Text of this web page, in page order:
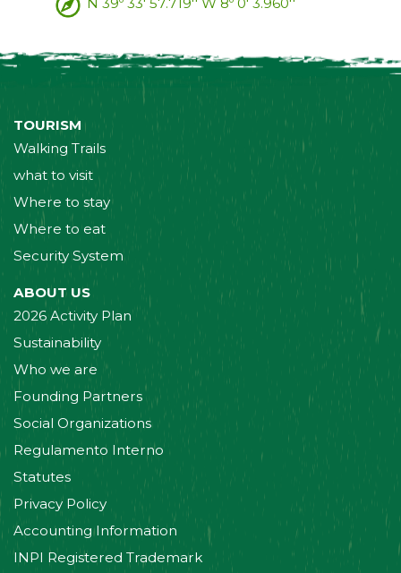
N 39º 33' 57.719'' W 8º 0' 3.960''
TOURISM
Walking Trails
what to visit
Where to stay
Where to eat
Security System
ABOUT US
2026 Activity Plan
Sustainability
Who we are
Founding Partners
Social Organizations
Regulamento Interno
Statutes
Privacy Policy
Accounting Information
INPI Registered Trademark